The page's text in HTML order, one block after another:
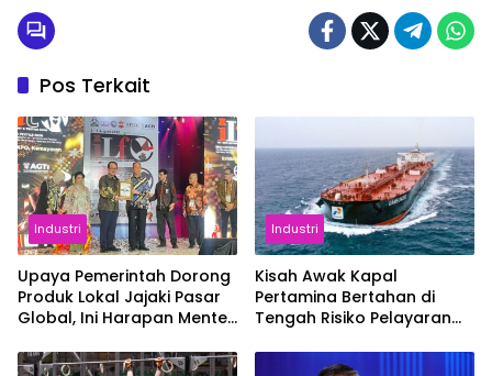
Pos Terkait
Industri
Upaya Pemerintah Dorong
Produk Lokal Jajaki Pasar
Global, Ini Harapan Menteri
dan IGT Expo 2026
Industri
Kisah Awak Kapal
Pertamina Bertahan di
Tengah Risiko Pelayaran